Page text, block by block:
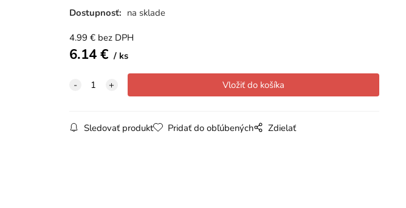
Dostupnosť: na sklade
4.99 € bez DPH
6.14€ ks
Sledovať produkt Pridať do obľúbených Zdielať